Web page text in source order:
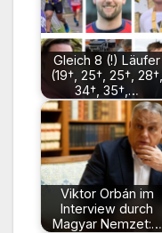
Gleich 8 (!) Läufer
(19†, 25†, 25†, 28†,
34†, 35†,…
Viktor Orbán im
Interview durch
Magyar Nemzet:…